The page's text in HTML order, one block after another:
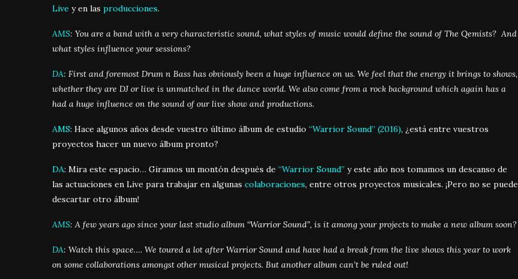
Live y en las producciones.
AMS: You are a band with a very characteristic sound, what styles of music would define the sound of The Qemists? And
what styles influence your sessions?
DA: First and foremost Drum n Bass has obviously been a huge influence on us. We feel that the energy it brings to shows,
whether they are DJ or live is unmatched in the dance world. We also come from a rock background which again has a
had a huge influence on the sound of our live show and productions.
AMS: Hace algunos años desde vuestro último álbum de estudio “Warrior Sound” (2016), ¿está entre vuestros
proyectos hacer un nuevo álbum pronto?
DA: Mira este espacio… Giramos un montón después de “Warrior Sound” y este año nos tomamos un descanso de
las actuaciones en Live para trabajar en algunas colaboraciones, entre otros proyectos musicales. ¡Pero no se puede
descartar otro álbum!
AMS: A few years ago since your last studio album “Warrior Sound”, is it among your projects to make a new album soon?
DA: Watch this space…. We toured a lot after Warrior Sound and have had a break from the live shows this year to work
on some collaborations amongst other musical projects. But another album can’t be ruled out!